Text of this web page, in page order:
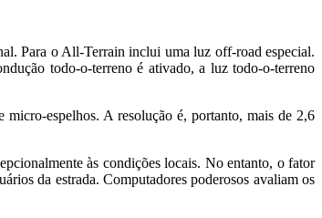
Para o All-Terrain inclui uma luz off-road especial.
todo-o-terreno é ativado, a luz todo-o-terreno
espelhos. A resolução é, portanto, mais de 2,6
às condições locais. No entanto, o fator
da estrada. Computadores poderosos avaliam os